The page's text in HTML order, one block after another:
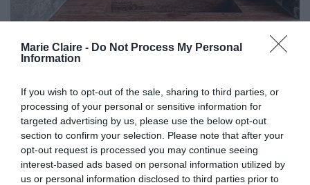
Marie Claire - Do Not Process My Personal
Information
If you wish to opt-out of the sale, sharing to third parties, or
processing of your personal or sensitive information for
targeted advertising by us, please use the below opt-out
section to confirm your selection. Please note that after your
opt-out request is processed you may continue seeing
interest-based ads based on personal information utilized by
us or personal information disclosed to third parties prior to
Η ευρύχωρη τραπεζαρία με το επιβλητικό οβάλ
τραπέζι και τις vintage βιεννέζικες καρέκλες